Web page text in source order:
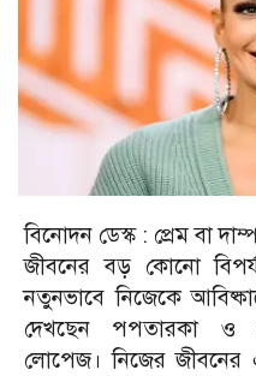
বিনোদন ডেস্ক : প্রেম বা
জীবনের বড় কোনো
নতুনভাবে নিজেকে
দেখছেন পপতারকা ও
লোপেজ। নিজের জীবনের